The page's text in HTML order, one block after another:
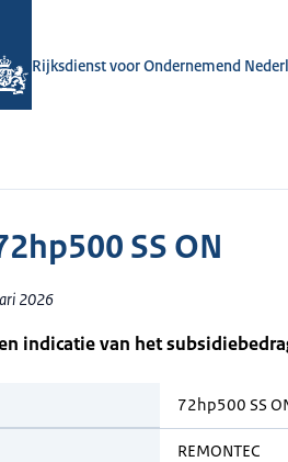
Rijksdienst voor Ondernemend
SS ON
2026
indicatie van het
72hp500 SS
REMONTEC